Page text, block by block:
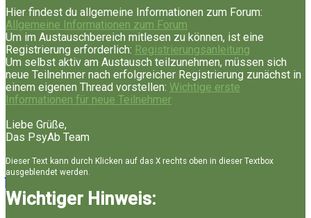
Hier findest du allgemeine Informationen zum Forum:
Allgemeine Informationen zum Forum
Um im Austauschbereich mitlesen zu können, ist eine
Registrierung erforderlich: Registrierungsanleitung
Um selbst aktiv am Austausch teilzunehmen, müssen sich
neue Teilnehmer nach erfolgreicher Registrierung zunächst in
einem eigenen Thread vorstellen: Wichtige erste
Informationen für neue Teilnehmer
Liebe Grüße,
Das PsyAb Team
Dieser Text kann durch Klicken auf das X rechts oben in dieser Textbox
ausgeblendet werden.
Wichtiger Hinweis: